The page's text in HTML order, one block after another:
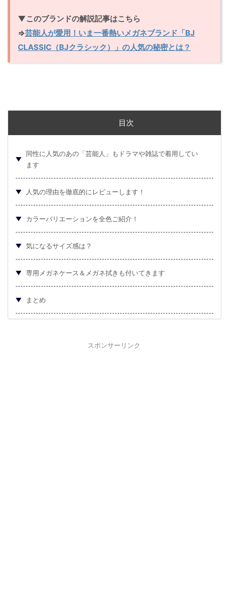
▼このブランドの解説記事はこちら
⇒芸能人が愛用！いま一番熱いメガネブランド「BJ
CLASSIC（BJクラシック）」の人気の秘密とは？
目次
同性に人気のあの「芸能人」もドラマや雑誌で着用してい
ます
人気の理由を徹底的にレビューします！
カラーバリエーションを全色ご紹介！
気になるサイズ感は？
専用メガネケース＆メガネ拭きも付いてきます
まとめ
スポンサーリンク